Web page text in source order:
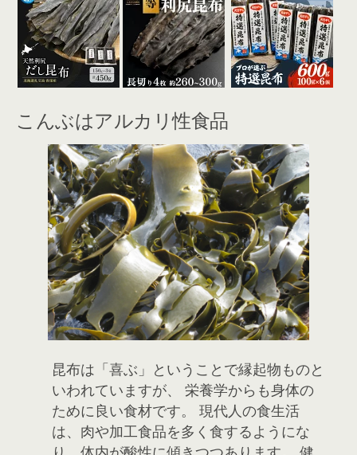
こんぶはアルカリ性食品
昆布は「喜ぶ」ということで縁起物ものと
いわれていますが、 栄養学からも身体の
ために良い食材です。 現代人の食生活
は、肉や加工食品を多く食するようにな